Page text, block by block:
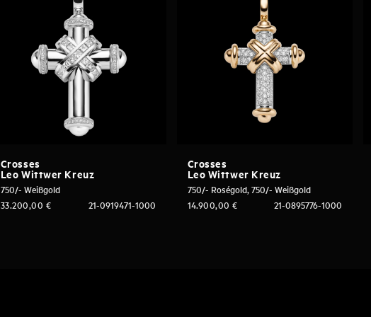
Crosses
Leo Wittwer Kreuz
750/- Weißgold
21-0919471-1000
33.200,00 €
Crosses
Leo Wittwer Kreuz
750/- Roségold, 750/- Weißgold
21-0895776-1000
14.900,00€